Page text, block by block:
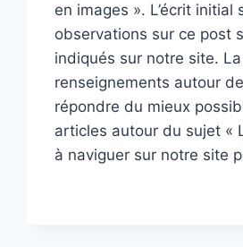
en images ». L’écrit
observations sur ce post
indiqués sur notre site.
renseignements autour
répondre du mieux
articles autour du sujet «
à naviguer sur notre site